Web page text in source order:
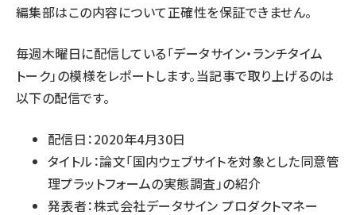
編集部はこの内容について正確性を保証できません。
毎週木曜日に配信している「データサイン・ランチタイム
トーク」の模様をレポートします。当記事で取り上げるのは
以下の配信です。
配信日：2020年4月30日
タイトル：論文「国内ウェブサイトを対象とした同意管
理プラットフォームの実態調査」の紹介
発表者：株式会社データサイン プロダクトマネー